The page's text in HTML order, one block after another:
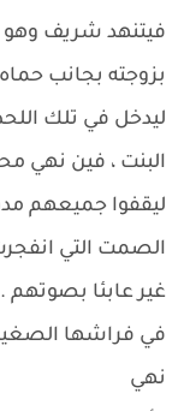
فيتنهد شريف وهو
بزوجته بجانب
ليدخل في تلك
البنت ، فين نهي
ليقفوا جميعهم
الصمت التي
غير عابئا بصوتهم
في فراشها الصغير
نهي